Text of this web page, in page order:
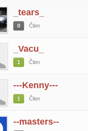
_tears_
0 Člen
_Vacu_
1 Člen
---Kenny---
1 Člen
--masters--